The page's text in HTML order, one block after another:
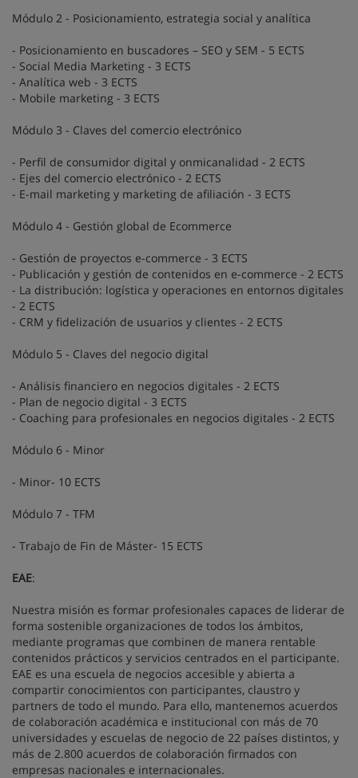
Módulo 2 - Posicionamiento, estrategia social y analítica
- Posicionamiento en buscadores – SEO y SEM - 5 ECTS
- Social Media Marketing - 3 ECTS
- Analítica web - 3 ECTS
- Mobile marketing - 3 ECTS
Módulo 3 - Claves del comercio electrónico
- Perfil de consumidor digital y onmicanalidad - 2 ECTS
- Ejes del comercio electrónico - 2 ECTS
- E-mail marketing y marketing de afiliación - 3 ECTS
Módulo 4 - Gestión global de Ecommerce
- Gestión de proyectos e-commerce - 3 ECTS
- Publicación y gestión de contenidos en e-commerce - 2 ECTS
- La distribución: logística y operaciones en entornos digitales
- 2 ECTS
- CRM y fidelización de usuarios y clientes - 2 ECTS
Módulo 5 - Claves del negocio digital
- Análisis financiero en negocios digitales - 2 ECTS
- Plan de negocio digital - 3 ECTS
- Coaching para profesionales en negocios digitales - 2 ECTS
Módulo 6 - Minor
- Minor- 10 ECTS
Módulo 7 - TFM
- Trabajo de Fin de Máster- 15 ECTS
EAE:
Nuestra misión es formar profesionales capaces de liderar de
forma sostenible organizaciones de todos los ámbitos,
mediante programas que combinen de manera rentable
contenidos prácticos y servicios centrados en el participante.
EAE es una escuela de negocios accesible y abierta a
compartir conocimientos con participantes, claustro y
partners de todo el mundo. Para ello, mantenemos acuerdos
de colaboración académica e institucional con más de 70
universidades y escuelas de negocio de 22 países distintos, y
más de 2.800 acuerdos de colaboración firmados con
empresas nacionales e internacionales.